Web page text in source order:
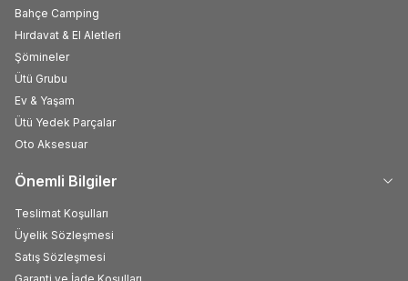
Bahçe Camping
Hırdavat & El Aletleri
Şömineler
Ütü Grubu
Ev & Yaşam
Ütü Yedek Parçalar
Oto Aksesuar
Önemli Bilgiler
Teslimat Koşulları
Üyelik Sözleşmesi
Satış Sözleşmesi